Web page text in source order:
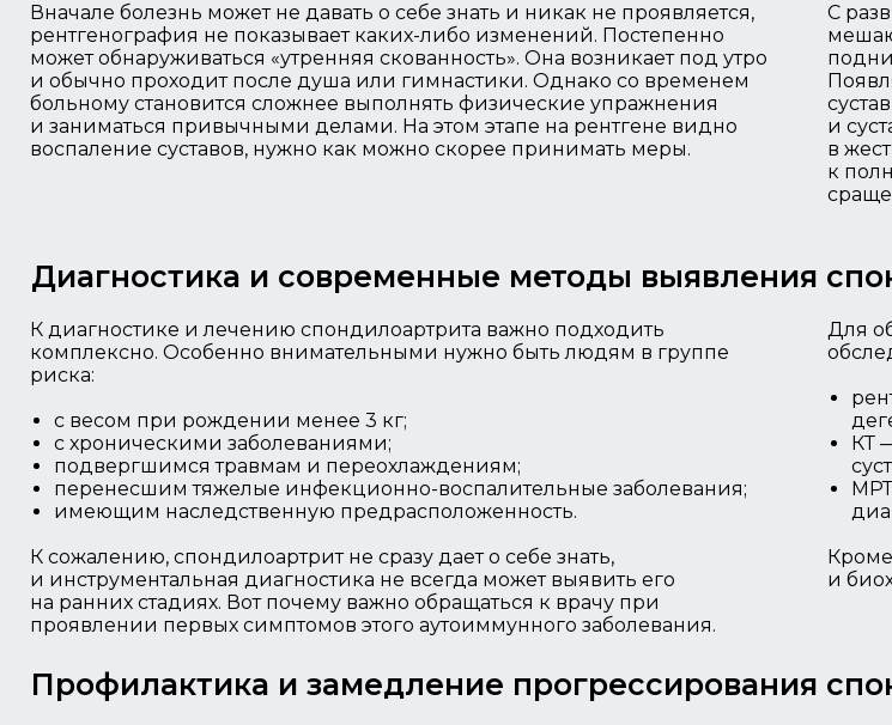
С
и
в
к
Вначале болезнь может не давать о себе знать и никак не проявляется,
рентгенография не показывает каких-либо изменений. Постепенно
может обнаруживаться «утренняя скованность». Она возникает под утро
и обычно проходит после душа или гимнастики. Однако со временем
больному становится сложнее выполнять физические упражнения
и заниматься привычными делами. На этом этапе на рентгене видно
воспаление суставов, нужно как можно скорее принимать меры.
Диагностика и современные методы выявления
Для
КТ
и
К диагностике и лечению спондилоартрита важно подходить
комплексно. Особенно внимательными нужно быть людям в группе
риска:
с весом при рождении менее 3 кг;
с хроническими заболеваниями;
подвергшимся травмам и переохлаждениям;
перенесшим тяжелые инфекционно-воспалительные заболевания;
имеющим наследственную предрасположенность.
К сожалению, спондилоартрит не сразу дает о себе знать,
и инструментальная диагностика не всегда может выявить его
на ранних стадиях. Вот почему важно обращаться к врачу при
проявлении первых симптомов этого аутоиммунного заболевания.
Профилактика и замедление прогрессирования